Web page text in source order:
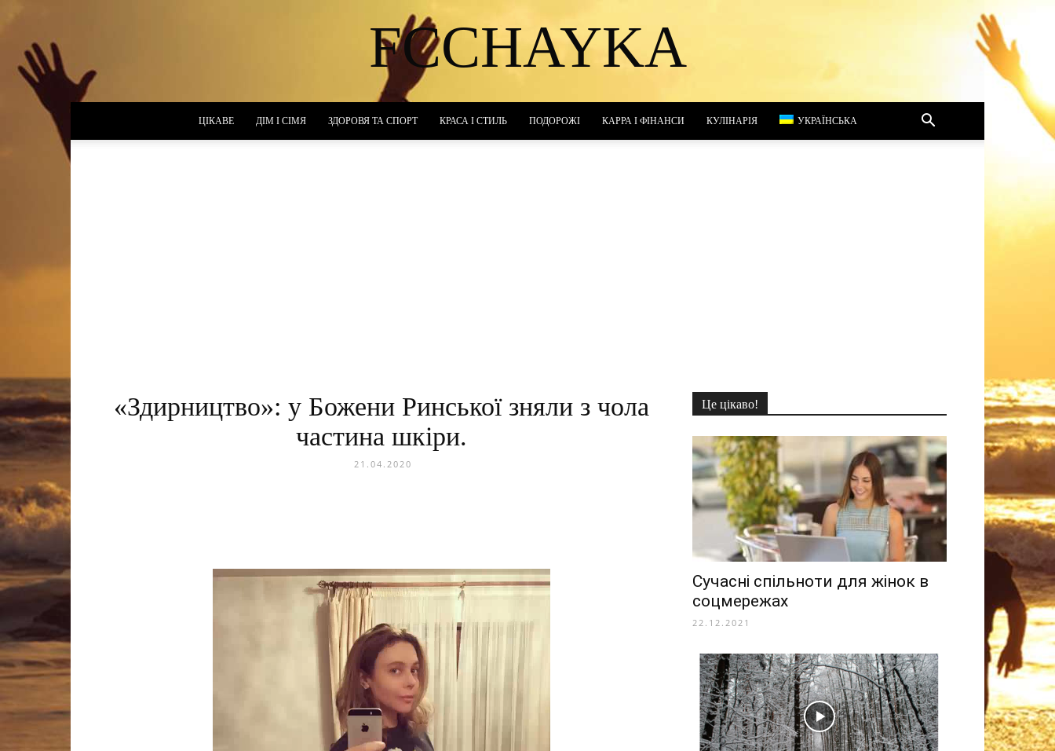
FCCHAYKA
ЦІКАВЕ ДІМ І СІМЯ ЗДОРОВЯ ТА СПОРТ КРАСА І СТИЛЬ ПОДОРОЖІ КАРРА І ФІНАНСИ КУЛІНАРІЯ УКРАЇНСЬКА
«Здирництво»: у Божени Ринської зняли з чола
частина шкіри.
21.04.2020
Це цікаво!
Сучасні спільноти для жінок в
соцмережах
22.12.2021